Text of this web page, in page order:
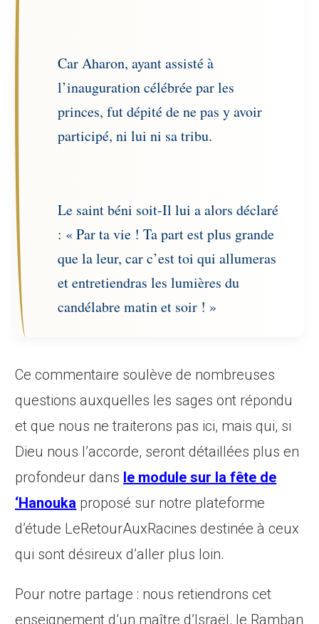
Car Aharon, ayant assisté à
l’inauguration célébrée par les
princes, fut dépité de ne pas y avoir
participé, ni lui ni sa tribu.
Le saint béni soit-Il lui a alors déclaré
: « Par ta vie ! Ta part est plus grande
que la leur, car c’est toi qui allumeras
et entretiendras les lumières du
candélabre matin et soir ! »
Ce commentaire soulève de nombreuses
questions auxquelles les sages ont répondu
et que nous ne traiterons pas ici, mais qui, si
Dieu nous l’accorde, seront détaillées plus en
profondeur dans le module sur la fête de
‘Hanouka proposé sur notre plateforme
d’étude LeRetourAuxRacines destinée à ceux
qui sont désireux d’aller plus loin.
Pour notre partage : nous retiendrons cet
enseignement d’un maître d’Israël, le Ramban